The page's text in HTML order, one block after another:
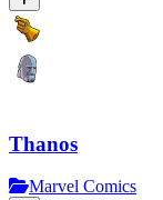
Thanos
Marvel Comics